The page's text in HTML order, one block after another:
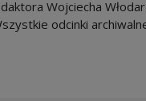
Wojciecha
odcinki
the link will open in a